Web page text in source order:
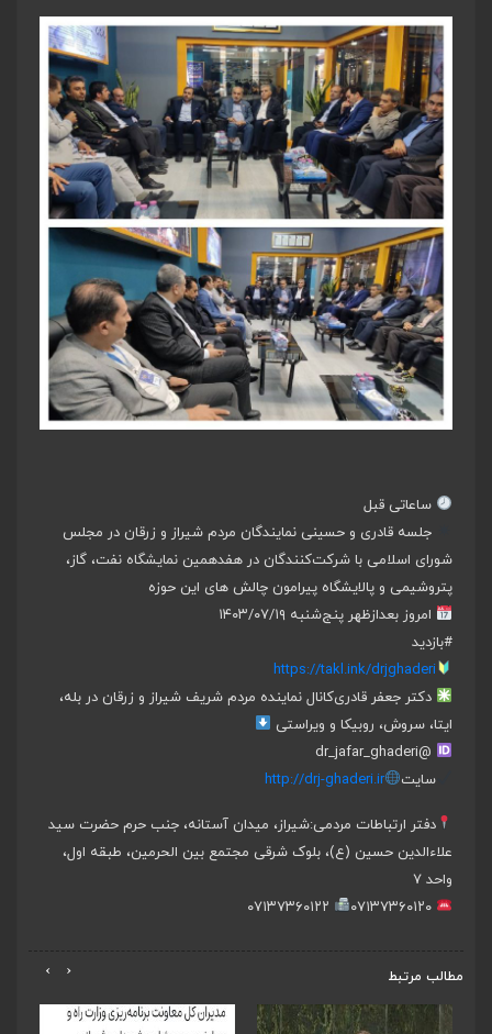
ساعاتی قبل
جلسه قادری و حسینی نمایندگان مردم شیراز و زرقان در مجلس
شورای اسلامی با شرکت‌کنندگان در هفدهمین نمایشگاه نفت، گاز،
پتروشیمی و پالایشگاه پیرامون چالش های این حوزه
امروز بعدازظهر پنج‌شنبه ۱۴۰۳/۰۷/۱۹
#بازدید
https://takl.ink/drjghaderi
دکتر جعفر قادریکانال نماینده مردم شریف شیراز و زرقان در بله،
ایتا، سروش، روبیکا و ویراستی
@dr_jafar_ghaderi
سایت
http://drj-ghaderi.ir
دفتر ارتباطات مردمی:شیراز، میدان آستانه، جنب حرم حضرت سید
علاءالدین حسین (ع)، بلوک شرقی مجتمع بین الحرمین، طبقه اول،
واحد ۷
مطالب مرتبط ‹
›